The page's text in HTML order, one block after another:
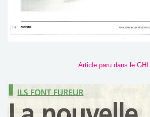
Article paru dans le GHI